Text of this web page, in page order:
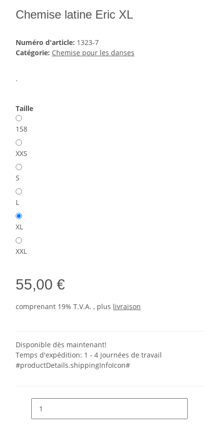
Chemise latine Eric XL
Numéro d'article: 1323-7
Catégorie: Chemise pour les danses
.
Taille
158
XXS
S
L
XL
XXL
55,00 €
comprenant 19% T.V.A. , plus livraison
Disponible dès maintenant!
Temps d'expédition: 1 - 4 journées de travail
#productDetails.shippingInfoIcon#